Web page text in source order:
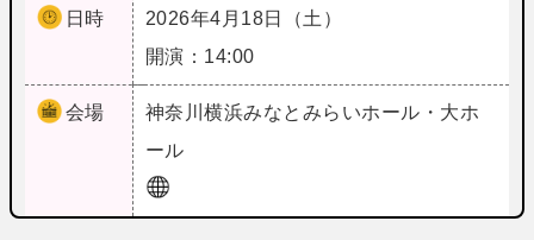
日時
2026年4月18日（土）
開演：14:00
会場 神奈川横浜みなとみらいホール・大ホ
ール